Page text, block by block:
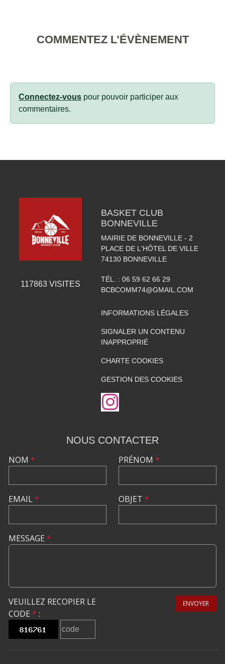
COMMENTEZ L’ÉVÈNEMENT
Connectez-vous pour pouvoir participer aux
commentaires.
117863VISITES
BASKET CLUB
BONNEVILLE
MAIRIE DE BONNEVILLE - 2
PLACE DE L'HÔTEL DE VILLE
74130 BONNEVILLE
TÉL. : 06 59 62 66 29
BCBCOMM74@GMAIL.COM
INFORMATIONS LÉGALES
SIGNALER UN CONTENU
INAPPROPRIÉ
CHARTE COOKIES
GESTION DES COOKIES
NOUS CONTACTER
NOM *
EMAIL*
PRÉNOM *
OBJET *
MESSAGE *
VEUILLEZ RECOPIER LE
CODE * :
ENVOYER